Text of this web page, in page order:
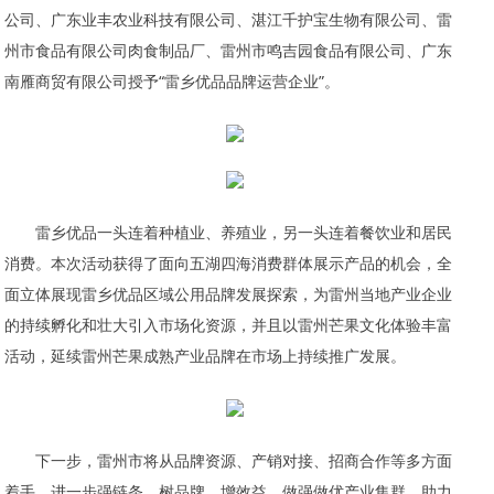
公司、广东业丰农业科技有限公司、湛江千护宝生物有限公司、雷
州市食品有限公司肉食制品厂、雷州市鸣吉园食品有限公司、广东
南雁商贸有限公司授予“雷乡优品品牌运营企业”。
雷乡优品一头连着种植业、养殖业，另一头连着餐饮业和居民
消费。本次活动获得了面向五湖四海消费群体展示产品的机会，全
面立体展现雷乡优品区域公用品牌发展探索，为雷州当地产业企业
的持续孵化和壮大引入市场化资源，并且以雷州芒果文化体验丰富
活动，延续雷州芒果成熟产业品牌在市场上持续推广发展。
下一步，雷州市将从品牌资源、产销对接、招商合作等多方面